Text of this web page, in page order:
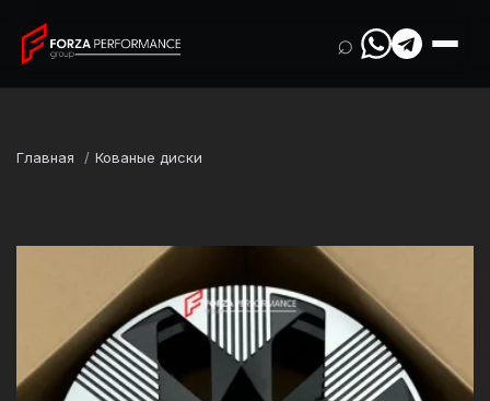
⌕
Главная Кованые диски
Rolls-Royce